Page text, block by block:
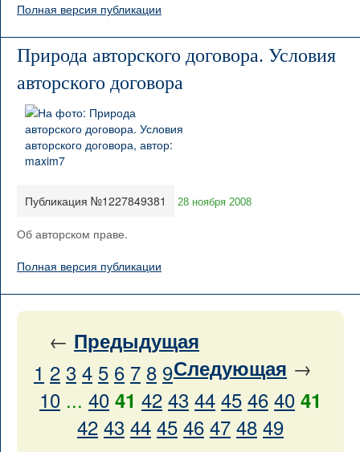
Полная версия публикации
Природа авторского договора. Условия
авторского договора
Публикация №1227849381 28 ноября 2008
Об авторском праве.
Полная версия публикации
← Предыдущая
Следующая →
1 2 3 4 5 6 7 8 9
10 ... 40 41 42 43 44 45 46 40 41
42 43 44 45 46 47 48 49